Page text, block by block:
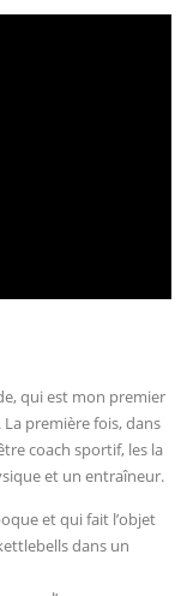
qui est mon premier
première fois, dans
coach sportif, les la
et un entraîneur.
et qui fait l’objet
dans un